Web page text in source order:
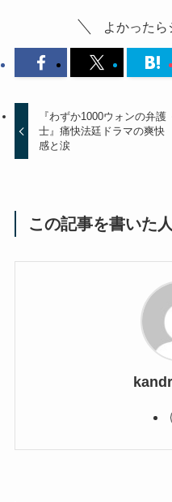
よかったら
『わずか1000ウォンの弁護
士』痛快法廷ドラマの爽快
感と涙
この記事を書いた人